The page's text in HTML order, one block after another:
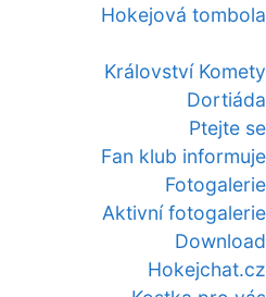
Hokejová tombola
Království Komety
Dortiáda
Ptejte se
Fan klub informuje
Fotogalerie
Aktivní fotogalerie
Download
Hokejchat.cz